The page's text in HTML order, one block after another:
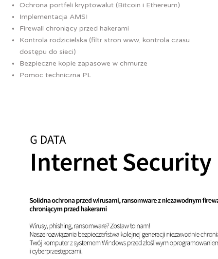
Ochrona portfeli kryptowalut (Bitcoin i Ethereum)
Implementacja AMSI
Firewall chroniący przed hakerami
Kontrola rodzicielska (filtr stron www, kontrola czasu
dostępu do sieci)
Bezpieczne kopie zapasowe w chmurze
Pomoc techniczna PL